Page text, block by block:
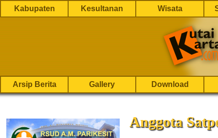
Kabupaten Kesultanan Wisata
Arsip Berita Gallery Download
Anggota